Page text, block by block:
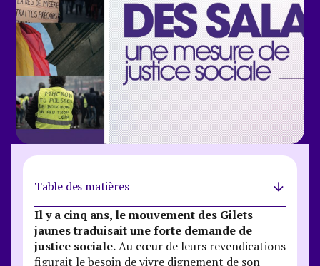
Table des matières
Il y a cinq ans, le mouvement des Gilets
jaunes traduisait une forte demande de
justice sociale.Au cœur de leurs revendications
figurait le besoin de vivre dignement de son